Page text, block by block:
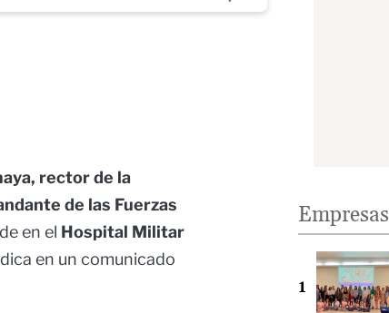
rector de la
de las Fuerzas
en el Hospital Militar
en un comunicado
Empresas